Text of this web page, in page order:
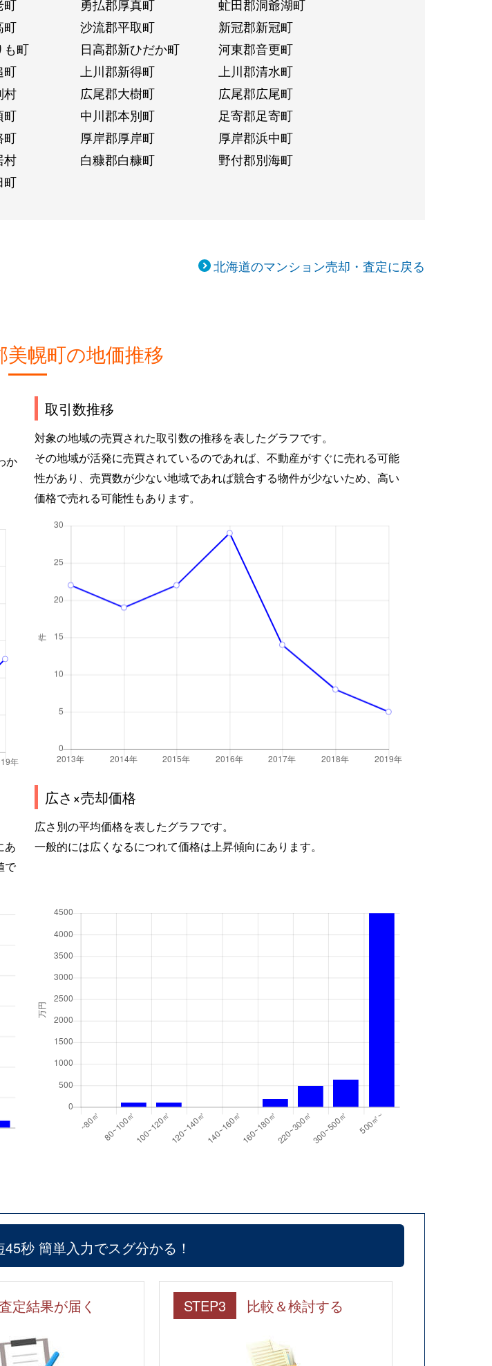
町 勇払郡厚真町
虻田郡洞爺湖町
町 沙流郡平取町
新冠郡新冠町
も町 日高郡新ひだか町
河東郡音更町
町 上川郡新得町
上川郡清水町
村 広尾郡大樹町
広尾郡広尾町
町 中川郡本別町
足寄郡足寄町
町 厚岸郡厚岸町
厚岸郡浜中町
村 白糠郡白糠町
野付郡別海町
町
北海道のマンション売却・査定に戻る
美幌町の地価推移
か
取引数推移
対象の地域の売買された取引数の推移を表したグラフです。
その地域が活発に売買されているのであれば、不動産がすぐに売れる可能
性があり、売買数が少ない地域であれば競合する物件が少ないため、高い
価格で売れる可能性もあります。
あ
で
広さ×売却価格
広さ別の平均価格を表したグラフです。
一般的には広くなるにつれて価格は上昇傾向にあります。
45秒 簡単入力でスグ分かる！
定結果が届く STEP3 比較＆検討する